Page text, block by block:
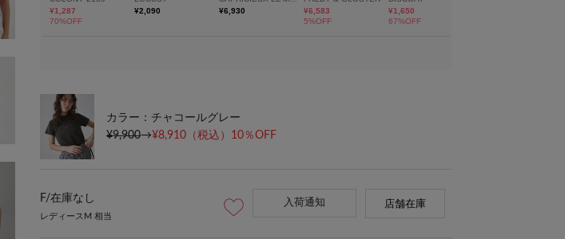
カラー：チャコールグレー
¥9,900→¥8,910 （税込）10％OFF
F/在庫なし
レディースM 相当
入荷通知 店舗在庫